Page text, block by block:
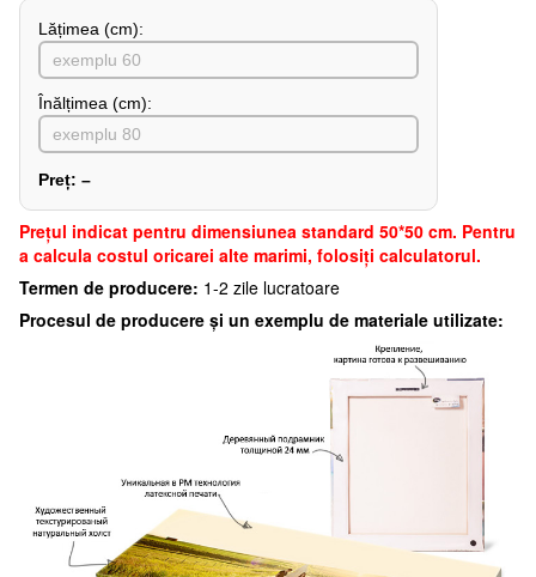
Lățimea (сm):
Înălțimea (cm):
Preț: –
Preţul indicat pentru dimensiunea standard 50*50 cm. Pentru
a calcula costul oricarei alte marimi, folosiți calculatorul.
Termen de producere: 1-2 zile lucratoare
Procesul de producere și un exemplu de materiale utilizate: